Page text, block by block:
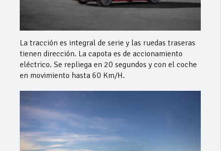
La tracción es integral de serie y las ruedas traseras
tienen dirección. La capota es de accionamiento
eléctrico. Se repliega en 20 segundos y con el coche
en movimiento hasta 60 Km/H.